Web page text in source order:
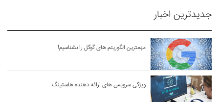
جدیدترین اخبار
مهمترین الگوریتم های گوگل را بشناسیم!
ویژگی سرویس های ارائه دهنده هاستینگ